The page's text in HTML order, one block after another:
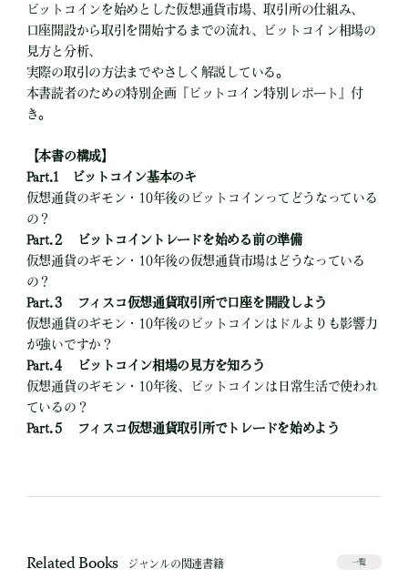
ビットコインを始めとした仮想通貨市場、取引所の仕組み、
口座開設から取引を開始するまでの流れ、ビットコイン相場の
見方と分析、
実際の取引の方法までやさしく解説している。
本書読者のための特別企画『ビットコイン特別レポート』付
き。
【本書の構成】
Part.1 ビットコイン基本のキ
仮想通貨のギモン・10年後のビットコインってどうなっている
の？
Part.２ ビットコイントレードを始める前の準備
仮想通貨のギモン・10年後の仮想通貨市場はどうなっている
の？
Part.３ フィスコ仮想通貨取引所で口座を開設しよう
仮想通貨のギモン・10年後のビットコインはドルよりも影響力
が強いですか？
Part.４ ビットコイン相場の見方を知ろう
仮想通貨のギモン・10年後、ビットコインは日常生活で使われ
ているの？
Part.５ フィスコ仮想通貨取引所でトレードを始めよう
Related Books ジャンルの関連書籍 一覧